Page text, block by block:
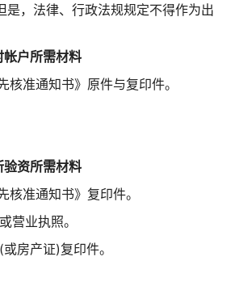
是，法律、行政法规规定不得作为出
户所需材料
核准通知书》原件与复印件。
资所需材料
核准通知书》复印件。
营业执照。
房产证)复印件。